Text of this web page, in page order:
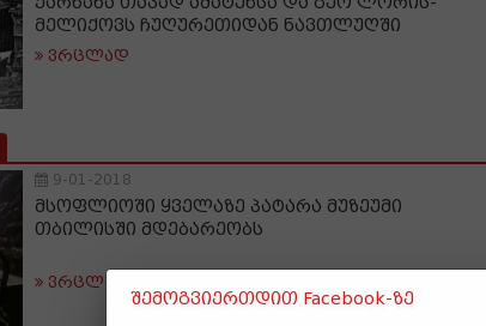
მელიქოვს ჩუღურეთიდან ნავთლუღში
ვრცლად
9-01-2018
მსოფლიოში ყველაზე პატარა მუზეუმი
თბილისში მდებარეობს
ვრცლად
შემოგვიერთდით Facebook-ზე